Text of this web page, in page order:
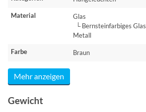
Material
Glas
└ Bernsteinfarbiges Glas
Metall
Farbe Braun
Mehr anzeigen
Gewicht